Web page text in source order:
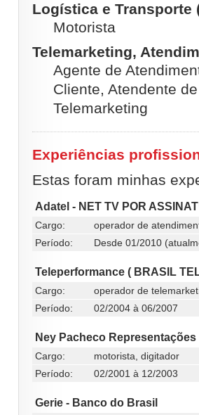
Logística e Transporte
Motorista
Telemarketing,
Agente de
Cliente, Atendente
Telemarketing
Experiências
Estas foram minhas
Adatel - NET TV POR
Cargo:
operador de
Período:
Desde 01/2010
Teleperformance ( BRASIL
Cargo:
operador de
Período:
02/2004 à 06/2007
Ney Pacheco Representações
Cargo:
motorista, digitador
Período:
02/2001 à 12/2003
Gerie - Banco do Brasil